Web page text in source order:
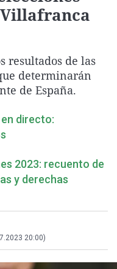
La rosa de los vientos
Caso
Operación Viuda Negra
Extremadura
Navarra
País Vasco
Virales
Villafranca
resultados de las
determinarán
de España.
directo:
2023: recuento de
y derechas
20:00)